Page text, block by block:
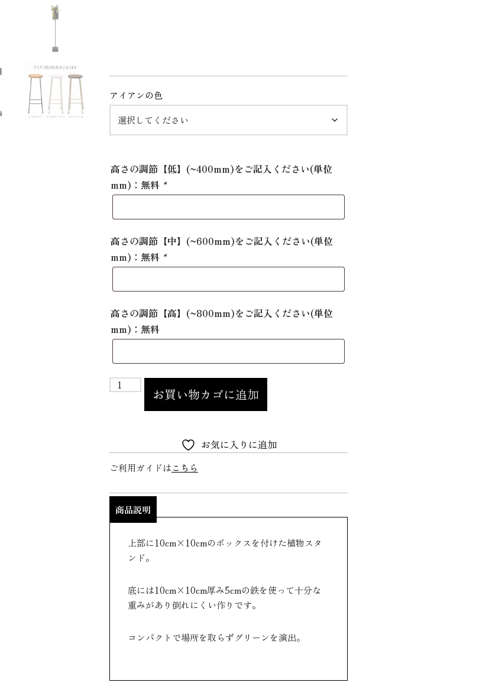
アイアンの色
高さの調節【低】(~400mm)をご記入ください(単位
mm)：無料 *
高さの調節【中】(~600mm)をご記入ください(単位
mm)：無料 *
高さの調節【高】(~800mm)をご記入ください(単位
mm)：無料
お買い物カゴに追加
お気に入りに追加
ご利用ガイドはこちら
商品説明
上部に10cm×10cmのボックスを付けた植物スタ
ンド。
底には10cm×10cm厚み5cmの鉄を使って十分な
重みがあり倒れにくい作りです。
コンパクトで場所を取らずグリーンを演出。